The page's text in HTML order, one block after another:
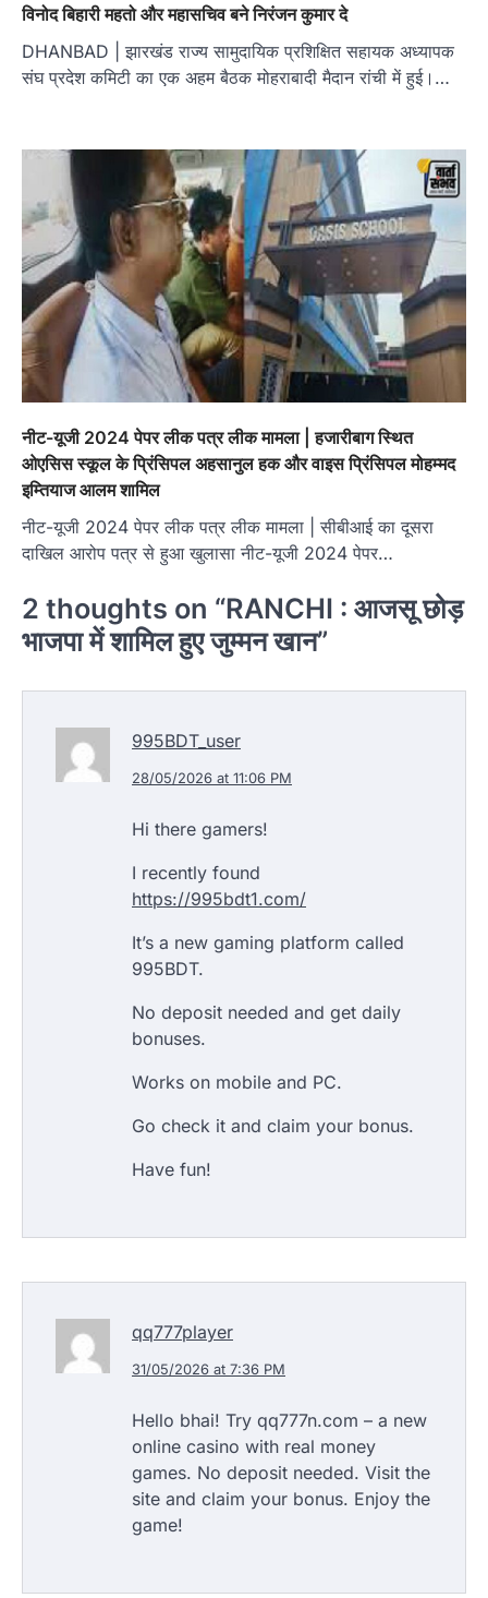
विनोद बिहारी महतो और महासचिव बने निरंजन कुमार दे
DHANBAD | झारखंड राज्य सामुदायिक प्रशिक्षित सहायक अध्यापक
संघ प्रदेश कमिटी का एक अहम बैठक मोहराबादी मैदान रांची में हुई।…
नीट-यूजी 2024 पेपर लीक पत्र लीक मामला | हजारीबाग स्थित
ओएसिस स्कूल के प्रिंसिपल अहसानुल हक और वाइस प्रिंसिपल मोहम्मद
इम्तियाज आलम शामिल
नीट-यूजी 2024 पेपर लीक पत्र लीक मामला | सीबीआई का दूसरा
दाखिल आरोप पत्र से हुआ खुलासा नीट-यूजी 2024 पेपर…
2 thoughts on “RANCHI : आजसू छोड़
भाजपा में शामिल हुए जुम्मन खान”
995BDT_user
28/05/2026 at 11:06 PM
Hi there gamers!
I recently found
https://995bdt1.com/
It’s a new gaming platform called
995BDT.
No deposit needed and get daily
bonuses.
Works on mobile and PC.
Go check it and claim your bonus.
Have fun!
qq777player
31/05/2026 at 7:36 PM
Hello bhai! Try qq777n.com – a new
online casino with real money
games. No deposit needed. Visit the
site and claim your bonus. Enjoy the
game!